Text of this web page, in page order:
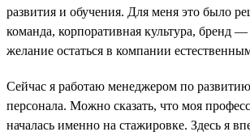
развития и обучения. Для меня это было
команда, корпоративная культура, бренд —
желание остаться в компании
Сейчас я работаю менеджером по
персонала. Можно сказать, что моя
началась именно на стажировке. Здесь я